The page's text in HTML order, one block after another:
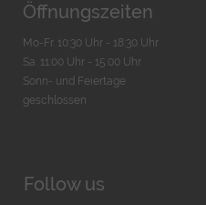
Öffnungszeiten
Mo-Fr. 10:30 Uhr - 18:30 Uhr
Sa. 11:00 Uhr - 15.00 Uhr
Sonn- und Feiertage
geschlossen
Follow us